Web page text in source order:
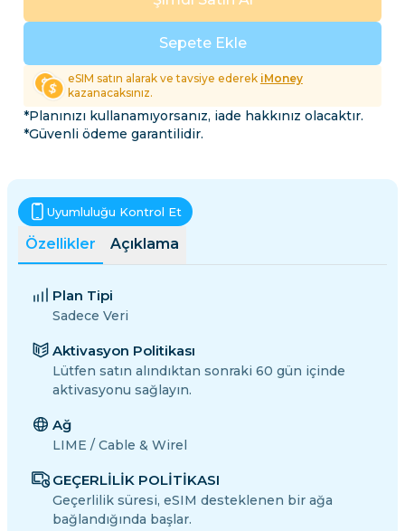
Sepete Ekle
eSIM satın alarak ve tavsiye ederek iMoney
kazanacaksınız.
*Planınızı kullanamıyorsanız, iade hakkınız olacaktır.
*Güvenli ödeme garantilidir.
Özellikler Açıklama
Uyumluluğu Kontrol Et
Plan Tipi
Sadece Veri
Aktivasyon Politikası
Lütfen satın alındıktan sonraki 60 gün içinde
aktivasyonu sağlayın.
Ağ
LIME / Cable & Wirel
GEÇERLİLİK POLİTİKASI
Geçerlilik süresi, eSIM desteklenen bir ağa
bağlandığında başlar.